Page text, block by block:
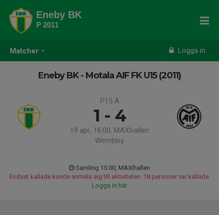
Matcher Logga in
Eneby BK
P 2011
Eneby BK - Motala AIF FK U15 (2011)
P15 A
1 - 4
19 apr, 16:00, MAXIvallen
Wembley
Samling 15:00, MAXIhallen
Endast kallade kunde anmäla sig till aktiviteten. 18 personer var kallade.
Logga in här